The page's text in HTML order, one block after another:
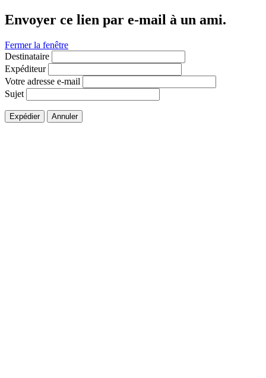
Envoyer ce lien par e-mail à un ami.
Fermer la fenêtre
Destinataire
Expéditeur
Votre adresse e-mail
Sujet
Expédier Annuler